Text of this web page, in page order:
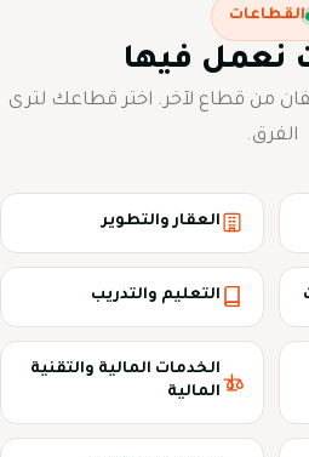
القطاعات
نعمل فيها
من قطاع لآخر. اختر قطاعك لترى
الفرق.
العقار والتطوير
التعليم والتدريب
الخدمات المالية والتقنية
المالية